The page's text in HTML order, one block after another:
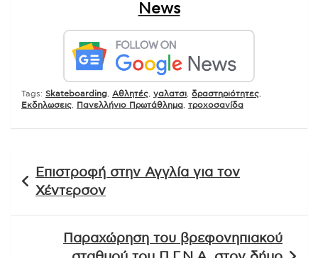
News
Tags: Skateboarding Αθλητές γαλατσι δραστηριότητες
Εκδηλωσεις
Πανελλήνιο Πρωτάθλημα τροχοσανίδα
άρθρων
Επιστροφή στην Αγγλία για τον
Χέντερσον
Παραχώρηση του βρεφονηπιακού